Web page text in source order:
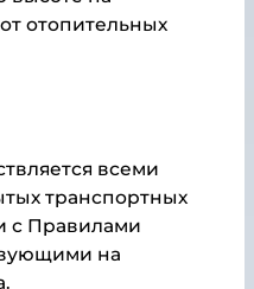
отопительных
всеми
транспортных
с Правилами
на